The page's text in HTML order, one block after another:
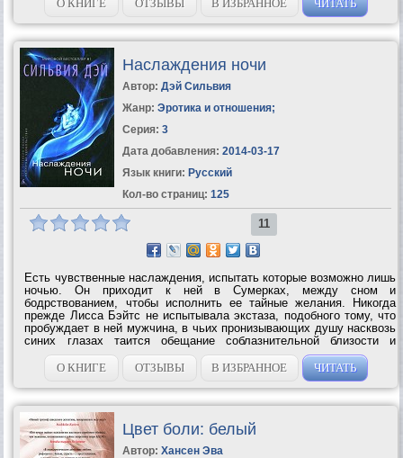
О КНИГЕ ОТЗЫВЫ В ИЗБРАННОЕ ЧИТАТЬ
Наслаждения ночи
Автор: Дэй Сильвия
Жанр: Эротика и отношения;
Серия: 3
Дата добавления: 2014-03-17
Язык книги: Русский
Кол-во страниц: 125
11
Есть чувственные наслаждения, испытать которые возможно лишь
ночью. Он приходит к ней в Сумерках, между сном и
бодрствованием, чтобы исполнить ее тайные желания. Никогда
прежде Лисса Бэйтс не испытывала экстаза, подобного тому, что
пробуждает в ней мужчина, в чьих пронизывающих душу насквозь
синих глазах таится обещание соблазнительной близости и
порочных наслаждений. Но этот мужчина, этот любовник, этот
бесподобный...
О КНИГЕ ОТЗЫВЫ В ИЗБРАННОЕ ЧИТАТЬ
Цвет боли: белый
Автор: Хансен Эва